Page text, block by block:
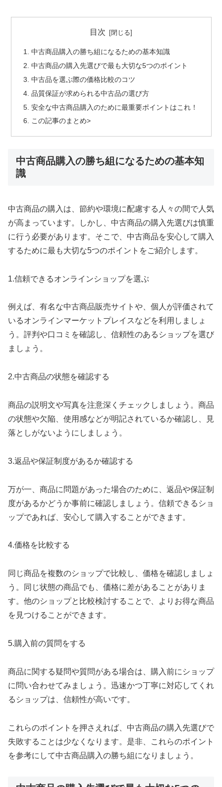
目次
中古商品購入の勝ち組になるための基本知識
中古商品の購入先選びで最も大切な5つのポイント
中古品を選ぶ際の価格比較のコツ
品質保証が求められる中古品の選び方
安全な中古商品購入のために最重要ポイントはこれ！
この記事のまとめ>
中古商品購入の勝ち組になるための基本知
識
中古商品の購入は、節約や環境に配慮する人々の間で人気
が高まっています。しかし、中古商品の購入先選びは慎重
に行う必要があります。そこで、中古商品を安心して購入
するために最も大切な5つのポイントをご紹介します。
1.信頼できるオンラインショップを選ぶ
例えば、有名な中古商品販売サイトや、個人が評価されて
いるオンラインマーケットプレイスなどを利用しましょ
う。評判や口コミを確認し、信頼性のあるショップを選び
ましょう。
2.中古商品の状態を確認する
商品の説明文や写真を注意深くチェックしましょう。商品
の状態や欠陥、使用感などが明記されているか確認し、見
落としがないようにしましょう。
3.返品や保証制度があるか確認する
万が一、商品に問題があった場合のために、返品や保証制
度があるかどうか事前に確認しましょう。信頼できるショ
ップであれば、安心して購入することができます。
4.価格を比較する
同じ商品を複数のショップで比較し、価格を確認しましょ
う。同じ状態の商品でも、価格に差があることがありま
す。他のショップと比較検討することで、よりお得な商品
を見つけることができます。
5.購入前の質問をする
商品に関する疑問や質問がある場合は、購入前にショップ
に問い合わせてみましょう。迅速かつ丁寧に対応してくれ
るショップは、信頼性が高いです。
これらのポイントを押さえれば、中古商品の購入先選びで
失敗することは少なくなります。是非、これらのポイント
を参考にして中古商品購入の勝ち組になりましょう。